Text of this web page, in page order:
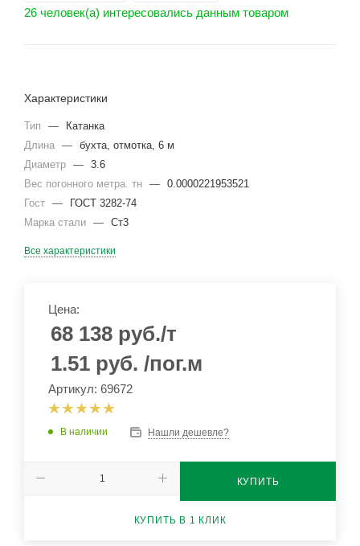
26 человек(а) интересовались данным товаром
Характеристики
Тип —
Катанка
Длина — бухта, отмотка, 6 м
Диаметр — 3.6
Вес погонного метра. тн — 0.0000221953521
Гост —
ГОСТ 3282-74
Марка стали — Ст3
Все характеристики
Цена:
68 138 руб./т
1.51 руб. /пог.м
Артикул: 69672
В наличии Нашли дешевле?
КУПИТЬ
КУПИТЬ В 1 КЛИК